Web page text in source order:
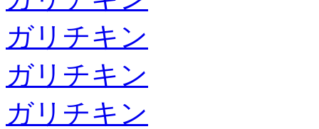
ガリチキン
ガリチキン
ガリチキン